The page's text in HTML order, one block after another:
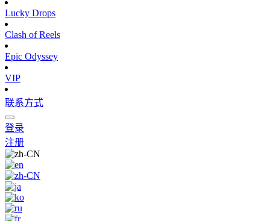
Lucky Drops
Clash of Reels
Epic Odyssey
VIP
联系方式
登录
注册